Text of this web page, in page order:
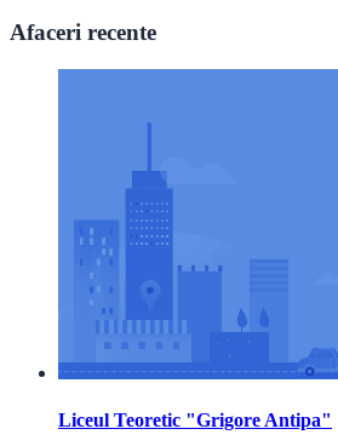
Afaceri recente
Liceul Teoretic "Grigore Antipa"